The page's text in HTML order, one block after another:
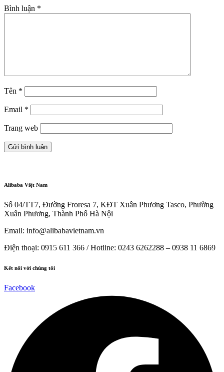
Bình luận *
Tên *
Email *
Trang web
Alibaba Việt Nam
Số 04/TT7, Đường Froresa 7, KĐT Xuân Phương Tasco, Phường
Xuân Phương, Thành Phố Hà Nội
Email: info@alibabavietnam.vn
Điện thoại: 0915 611 366 / Hotline: 0243 6262288 – 0938 11 6869
Kết nối với chúng tôi
Facebook